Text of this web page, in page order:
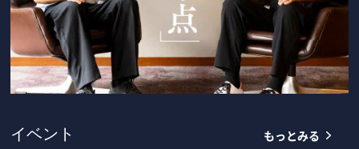
イベント もっとみる